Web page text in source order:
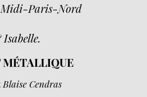
Midi-Paris-Nord
MÉTALLIQUE
Blaise Cendras